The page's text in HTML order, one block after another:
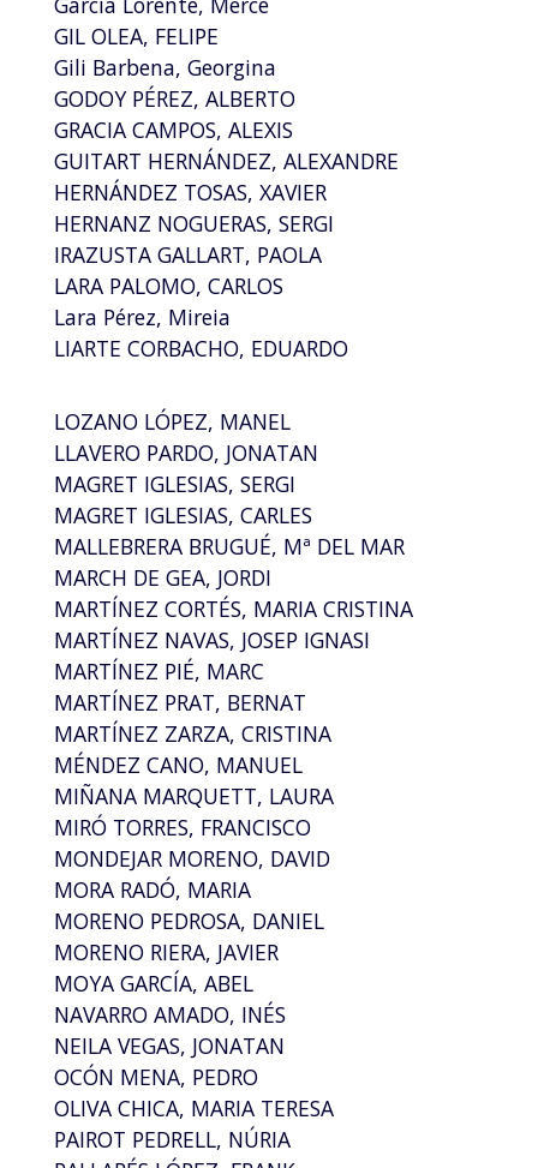
GIL OLEA, FELIPE
Gili Barbena, Georgina
GODOY PÉREZ, ALBERTO
GRACIA CAMPOS, ALEXIS
GUITART HERNÁNDEZ, ALEXANDRE
HERNÁNDEZ TOSAS, XAVIER
HERNANZ NOGUERAS, SERGI
IRAZUSTA GALLART, PAOLA
LARA PALOMO, CARLOS
Lara Pérez, Mireia
LIARTE CORBACHO, EDUARDO
LOZANO LÓPEZ, MANEL
LLAVERO PARDO, JONATAN
MAGRET IGLESIAS, SERGI
MAGRET IGLESIAS, CARLES
MALLEBRERA BRUGUÉ, Mª DEL MAR
MARCH DE GEA, JORDI
MARTÍNEZ CORTÉS, MARIA CRISTINA
MARTÍNEZ NAVAS, JOSEP IGNASI
MARTÍNEZ PIÉ, MARC
MARTÍNEZ PRAT, BERNAT
MARTÍNEZ ZARZA, CRISTINA
MÉNDEZ CANO, MANUEL
MIÑANA MARQUETT, LAURA
MIRÓ TORRES, FRANCISCO
MONDEJAR MORENO, DAVID
MORA RADÓ, MARIA
MORENO PEDROSA, DANIEL
MORENO RIERA, JAVIER
MOYA GARCÍA, ABEL
NAVARRO AMADO, INÉS
NEILA VEGAS, JONATAN
OCÓN MENA, PEDRO
OLIVA CHICA, MARIA TERESA
PAIROT PEDRELL, NÚRIA